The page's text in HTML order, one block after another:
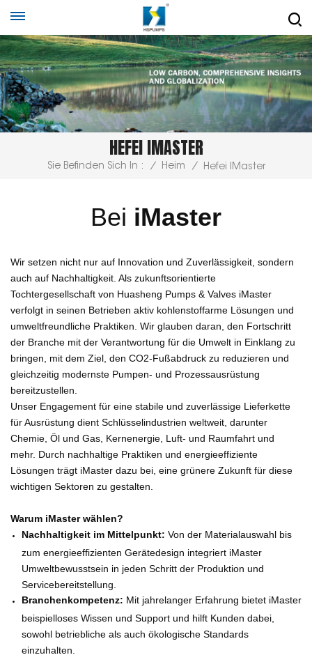
HEFEI IMASTER
Sie Befinden Sich In : / Heim / Hefei IMaster
Bei iMaster
Wir setzen nicht nur auf Innovation und Zuverlässigkeit, sondern
auch auf Nachhaltigkeit. Als zukunftsorientierte
Tochtergesellschaft von Huasheng Pumps & Valves iMaster
verfolgt in seinen Betrieben aktiv kohlenstoffarme Lösungen und
umweltfreundliche Praktiken. Wir glauben daran, den Fortschritt
der Branche mit der Verantwortung für die Umwelt in Einklang zu
bringen, mit dem Ziel, den CO2-Fußabdruck zu reduzieren und
gleichzeitig modernste Pumpen- und Prozessausrüstung
bereitzustellen.
Unser Engagement für eine stabile und zuverlässige Lieferkette
für Ausrüstung dient Schlüsselindustrien weltweit, darunter
Chemie, Öl und Gas, Kernenergie, Luft- und Raumfahrt und
mehr. Durch nachhaltige Praktiken und energieeffiziente
Lösungen trägt iMaster dazu bei, eine grünere Zukunft für diese
wichtigen Sektoren zu gestalten.
Warum iMaster wählen?
Nachhaltigkeit im Mittelpunkt: Von der Materialauswahl bis
zum energieeffizienten Gerätedesign integriert iMaster
Umweltbewusstsein in jeden Schritt der Produktion und
Servicebereitstellung.
Branchenkompetenz: Mit jahrelanger Erfahrung bietet iMaster
beispielloses Wissen und Support und hilft Kunden dabei,
sowohl betriebliche als auch ökologische Standards
einzuhalten.